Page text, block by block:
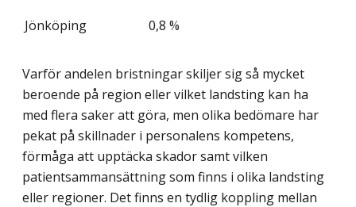
Jönköping 0,8 %
Varför andelen bristningar skiljer sig så mycket
beroende på region eller vilket landsting kan ha
med flera saker att göra, men olika bedömare har
pekat på skillnader i personalens kompetens,
förmåga att upptäcka skador samt vilken
patientsammansättning som finns i olika landsting
eller regioner. Det finns en tydlig koppling mellan